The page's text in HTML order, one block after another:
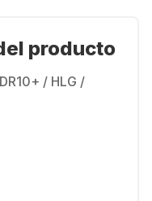
producto
/ HLG /